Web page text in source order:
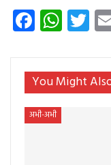
You Might
अभी-अभी